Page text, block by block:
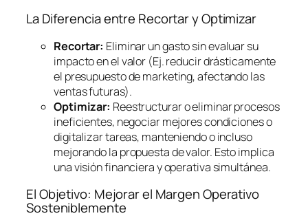
La Diferencia entre Recortar y Optimizar
Recortar: Eliminar un gasto sin evaluar su
impacto en el valor (Ej. reducir drásticamente
el presupuesto de marketing, afectando las
ventas futuras).
Optimizar: Reestructurar o eliminar procesos
ineficientes, negociar mejores condiciones o
digitalizar tareas, manteniendo o incluso
mejorando la propuesta de valor. Esto implica
una visión financiera y operativa simultánea.
El Objetivo: Mejorar el Margen Operativo
Sosteniblemente